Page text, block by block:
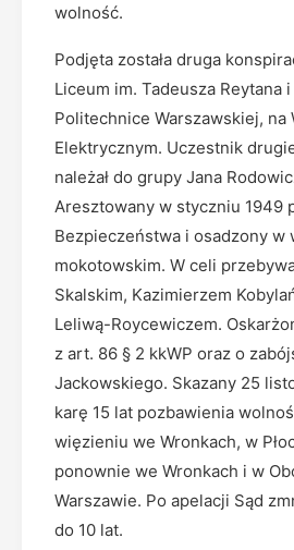
wolność.
Podjęta została druga
Liceum im. Tadeusza Reytana
Politechnice Warszawskiej, na
Elektrycznym. Uczestnik
należał do grupy Jana
Aresztowany w styczniu 1949
Bezpieczeństwa i osadzony w
mokotowskim. W celi
Skalskim, Kazimierzem
Leliwą-Roycewiczem.
z art. 86 § 2 kkWP oraz o
Jackowskiego. Skazany 25
karę 15 lat pozbawienia
więzieniu we Wronkach, w
ponownie we Wronkach i w
Warszawie. Po apelacji Sąd
do 10 lat.